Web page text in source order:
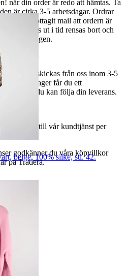
när din order är redo att hämtas. Ta
är cirka 3-5 arbetsdagar. Ordrar
att man mottagit mail att ordern är
ej hämtas ut i tid rensas bort och
vara att skickas från oss inom 3-5
vårt lager får du ett
kort där du kan följa din leverans.
hör av dig till vår kundtjänst per
godkänner du våra köpvillkor
på Tradera.
beige, 100% silke, stl. 42.